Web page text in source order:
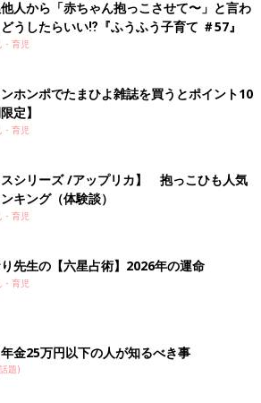
人から「赤ちゃん抱っこさせて〜」と言わ
うしたらいい⁉︎『ふうふう子育て ＃57』
・育児
ホンポでたまひよ雑誌を買うとポイント10
定】
・育児
スシリーズ /アップリカ】 抱っこひも人気
キング（体験談）
・育児
先生の【六星占術】2026年の運命
・育児
金25万円以下の人が知るべき事
題)